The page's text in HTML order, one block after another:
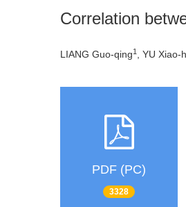
Correlation
LIANG Guo-qing1 , YU Xiao-
PDF (PC)
3328